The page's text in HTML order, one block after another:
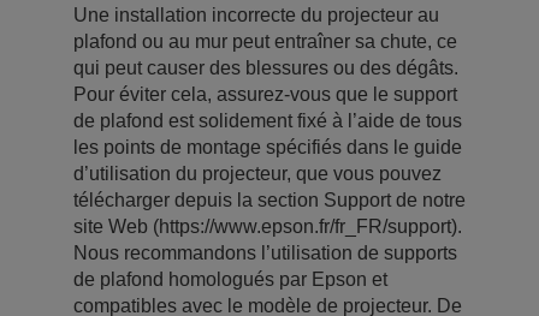
Une installation incorrecte du projecteur au
plafond ou au mur peut entraîner sa chute, ce
qui peut causer des blessures ou des dégâts.
Pour éviter cela, assurez-vous que le support
de plafond est solidement fixé à l’aide de tous
les points de montage spécifiés dans le guide
d’utilisation du projecteur, que vous pouvez
télécharger depuis la section Support de notre
site Web (https://www.epson.fr/fr_FR/support).
Nous recommandons l’utilisation de supports
de plafond homologués par Epson et
compatibles avec le modèle de projecteur. De